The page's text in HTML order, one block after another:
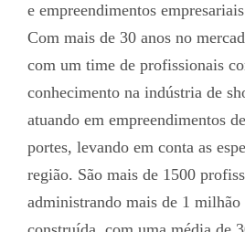
e empreendimentos
Com mais de 30 anos no
com um time de profissionais
conhecimento na indústria de
atuando em empreendimentos
portes, levando em conta as
região. São mais de 1500
administrando mais de 1 milhão